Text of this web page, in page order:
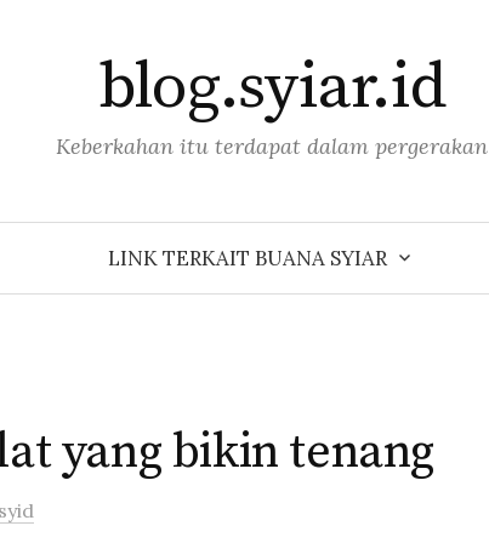
blog.syiar.id
Keberkahan itu terdapat dalam pergerakan
LINK TERKAIT BUANA SYIAR
yang bikin tenang